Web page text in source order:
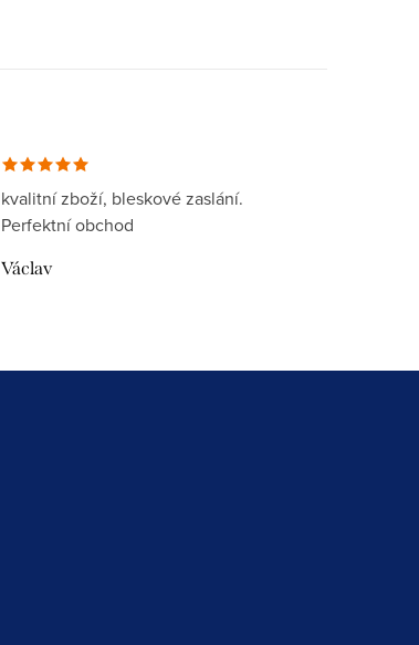
kvalitní zboží, bleskové zaslání.
Perfektní obchod
Václav